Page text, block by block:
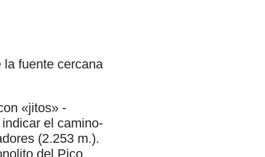
fuente cercana
«jitos» -
el camino-
(2.253 m.).
del Pico